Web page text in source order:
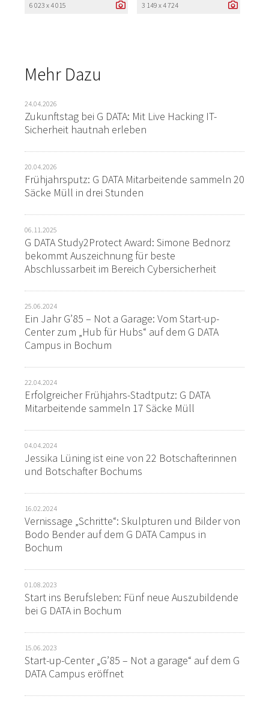
6 023 x 4 015 3 149 x 4 724
Mehr Dazu
24.04.2026
Zukunftstag bei G DATA: Mit Live Hacking IT-
Sicherheit hautnah erleben
20.04.2026
Frühjahrsputz: G DATA Mitarbeitende sammeln 20
Säcke Müll in drei Stunden
06.11.2025
G DATA Study2Protect Award: Simone Bednorz
bekommt Auszeichnung für beste
Abschlussarbeit im Bereich Cybersicherheit
25.06.2024
Ein Jahr G’85 – Not a Garage: Vom Start-up-
Center zum „Hub für Hubs“ auf dem G DATA
Campus in Bochum
22.04.2024
Erfolgreicher Frühjahrs-Stadtputz: G DATA
Mitarbeitende sammeln 17 Säcke Müll
04.04.2024
Jessika Lüning ist eine von 22 Botschafterinnen
und Botschafter Bochums
16.02.2024
Vernissage „Schritte“: Skulpturen und Bilder von
Bodo Bender auf dem G DATA Campus in
Bochum
01.08.2023
Start ins Berufsleben: Fünf neue Auszubildende
bei G DATA in Bochum
15.06.2023
Start-up-Center „G’85 – Not a garage“ auf dem G
DATA Campus eröffnet